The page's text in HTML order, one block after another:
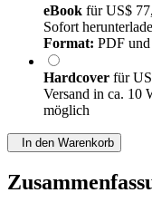
eBook fürUS$
Sofort
Format: PDF
Hardcover für
Versand in ca. 10
möglich
In den Warenkorb